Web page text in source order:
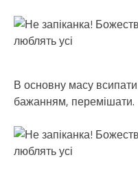
В основну масу
бажанням, перемішати.